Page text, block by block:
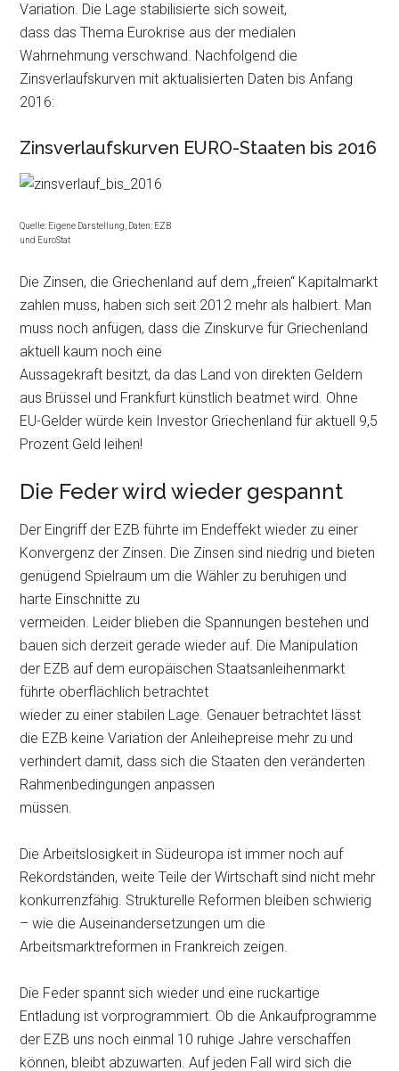
Variation. Die Lage stabilisierte sich soweit,
dass das Thema Eurokrise aus der medialen
Wahrnehmung verschwand. Nachfolgend die
Zinsverlaufskurven mit aktualisierten Daten bis Anfang
2016:
Zinsverlaufskurven EURO-Staaten bis 2016
Quelle: Eigene Darstellung, Daten: EZB
und EuroStat
Die Zinsen, die Griechenland auf dem „freien“ Kapitalmarkt
zahlen muss, haben sich seit 2012 mehr als halbiert. Man
muss noch anfügen, dass die Zinskurve für Griechenland
aktuell kaum noch eine
Aussagekraft besitzt, da das Land von direkten Geldern
aus Brüssel und Frankfurt künstlich beatmet wird. Ohne
EU-Gelder würde kein Investor Griechenland für aktuell 9,5
Prozent Geld leihen!
Die Feder wird wieder gespannt
Der Eingriff der EZB führte im Endeffekt wieder zu einer
Konvergenz der Zinsen. Die Zinsen sind niedrig und bieten
genügend Spielraum um die Wähler zu beruhigen und
harte Einschnitte zu
vermeiden. Leider blieben die Spannungen bestehen und
bauen sich derzeit gerade wieder auf. Die Manipulation
der EZB auf dem europäischen Staatsanleihenmarkt
führte oberflächlich betrachtet
wieder zu einer stabilen Lage. Genauer betrachtet lässt
die EZB keine Variation der Anleihepreise mehr zu und
verhindert damit, dass sich die Staaten den veränderten
Rahmenbedingungen anpassen
müssen.
Die Arbeitslosigkeit in Südeuropa ist immer noch auf
Rekordständen, weite Teile der Wirtschaft sind nicht mehr
konkurrenzfähig. Strukturelle Reformen bleiben schwierig
– wie die Auseinandersetzungen um die
Arbeitsmarktreformen in Frankreich zeigen.
Die Feder spannt sich wieder und eine ruckartige
Entladung ist vorprogrammiert. Ob die Ankaufprogramme
der EZB uns noch einmal 10 ruhige Jahre verschaffen
können, bleibt abzuwarten. Auf jeden Fall wird sich die